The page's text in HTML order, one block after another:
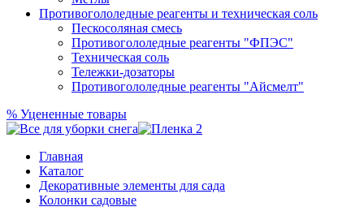
Противогололедные реагенты и техническая соль
Пескосоляная смесь
Противогололедные реагенты "ФПЭС"
Техническая соль
Тележки-дозаторы
Противогололедные реагенты "Айсмелт"
% Уцененные товары
Главная
Каталог
Декоративные элементы для сада
Колонки садовые